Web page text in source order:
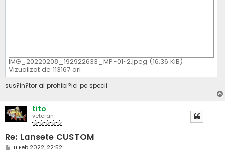
IMG_20220208_192922633_MP-01~2.jpeg (16.36 KiB)
Vizualizat de 113167 ori
sus?in?tor al prohibi?iei pe specii
tito
veteran
Re: Lansete CUSTOM
M
11 Feb 2022, 22:52